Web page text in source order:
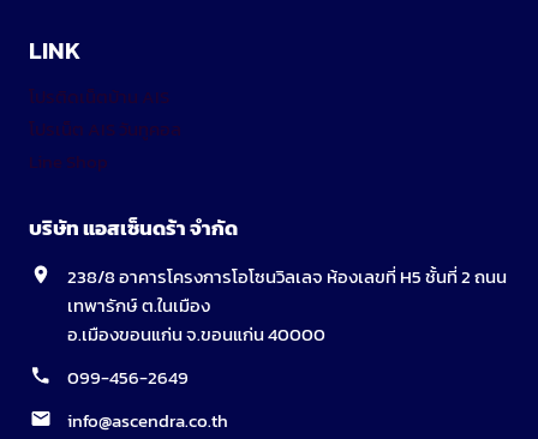
LINK
โปรติดเน็ตบ้าน AIS
โปรเน็ต AIS วันทูคอล
Line Shop
บริษัท แอสเซ็นดร้า จำกัด
238/8 อาคารโครงการโอโซนวิลเลจ ห้องเลขที่ H5 ชั้นที่ 2 ถนน
เทพารักษ์ ต.ในเมือง
อ.เมืองขอนแก่น จ.ขอนแก่น 40000
099-456-2649
info@ascendra.co.th